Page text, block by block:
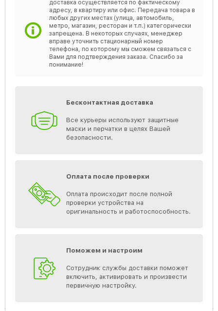
доставка осуществляется по фактическому
адресу, в квартиру или офис. Передача товара в
любых других местах (улица, автомобиль,
метро, магазин, ресторан и т.п.) категорически
запрещена. В некоторых случаях, менеджер
вправе уточнить стационарный номер
телефона, по которому мы сможем связаться с
Вами для подтверждения заказа. Спасибо за
понимание!
Бесконтактная доставка
Все курьеры используют защитные
маски и перчатки в целях Вашей
безопасности.
Оплата после проверки
Оплата происходит после полной
проверки устройства на
оригинальность и работоспособность.
Поможем и настроим
Сотрудник службы доставки поможет
включить, активировать и произвести
первичную настройку.